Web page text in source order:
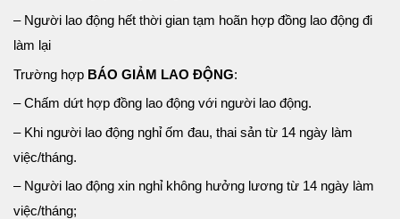
– Người lao động hết thời gian tạm hoãn hợp đồng lao động đi
làm lại
Trường hợp BÁO GIẢM LAO ĐỘNG:
– Chấm dứt hợp đồng lao động với người lao động.
– Khi người lao động nghỉ ốm đau, thai sản từ 14 ngày làm
việc/tháng.
– Người lao động xin nghỉ không hưởng lương từ 14 ngày làm
việc/tháng;